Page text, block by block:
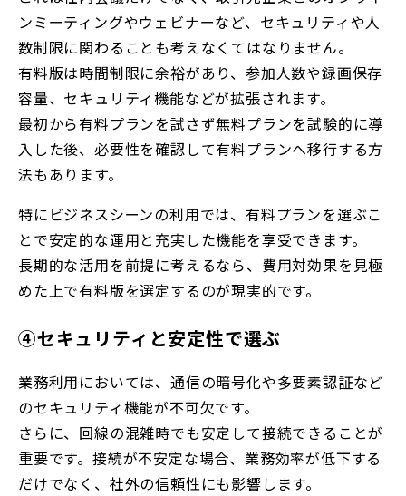
ンミーティングやウェビナーなど、セキュリティや人
数制限に関わることも考えなくてはなりません。
有料版は時間制限に余裕があり、参加人数や録画保存
容量、セキュリティ機能などが拡張されます。
最初から有料プランを試さず無料プランを試験的に導
入した後、必要性を確認して有料プランへ移行する方
法もあります。
特にビジネスシーンの利用では、有料プランを選ぶこ
とで安定的な運用と充実した機能を享受できます。
長期的な活用を前提に考えるなら、費用対効果を見極
めた上で有料版を選定するのが現実的です。
④セキュリティと安定性で選ぶ
業務利用においては、通信の暗号化や多要素認証など
のセキュリティ機能が不可欠です。
さらに、回線の混雑時でも安定して接続できることが
重要です。接続が不安定な場合、業務効率が低下する
だけでなく、社外の信頼性にも影響します。